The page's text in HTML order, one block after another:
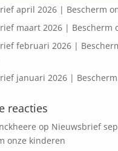
april 2026 | Bescherm
maart 2026 | Bescherm
februari 2026 |
januari 2026 |
reacties
op Nieuwsbrief
onze kinderen